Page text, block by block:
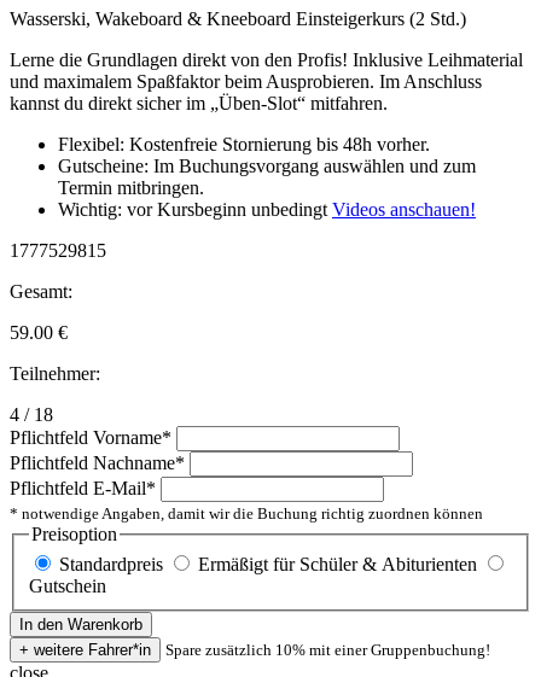
Wasserski, Wakeboard & Kneeboard Einsteigerkurs (2 Std.)
Lerne die Grundlagen direkt von den Profis! Inklusive Leihmaterial
und maximalem Spaßfaktor beim Ausprobieren. Im Anschluss
kannst du direkt sicher im „Üben-Slot“ mitfahren.
Flexibel: Kostenfreie Stornierung bis 48h vorher.
Gutscheine: Im Buchungsvorgang auswählen und zum
Termin mitbringen.
Wichtig: vor Kursbeginn unbedingt Videos anschauen!
1777529815
Gesamt:
59.00 €
Teilnehmer:
4 / 18
Pflichtfeld Vorname*
Pflichtfeld Nachname*
Pflichtfeld E-Mail*
* notwendige Angaben, damit wir die Buchung richtig zuordnen können
Preisoption
Standardpreis
Ermäßigt für Schüler & Abiturienten
Gutschein
Spare zusätzlich 10% mit einer Gruppenbuchung!